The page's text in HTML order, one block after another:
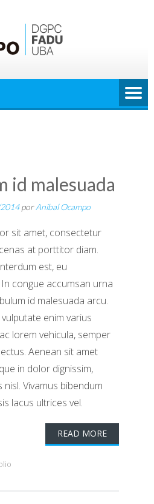
id malesuada
porAnibal Ocampo
sit amet, consectetur
at porttitor diam.
est, eu
congue accumsan urna
id malesuada arcu.
enim varius
lorem vehicula, semper
Aenean sit amet
in dolor dignissim,
Vivamus bibendum
lacus ultrices vel.
READ MORE